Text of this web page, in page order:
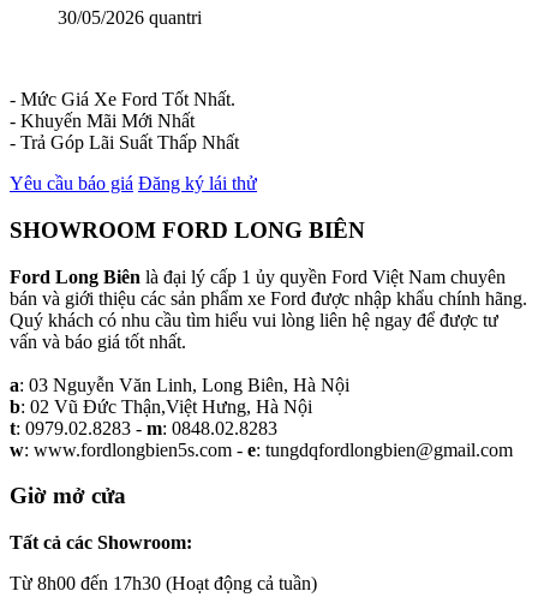
30/05/2026 quantri
- Mức Giá Xe Ford Tốt Nhất.
- Khuyến Mãi Mới Nhất
- Trả Góp Lãi Suất Thấp Nhất
Yêu cầu báo giá Đăng ký lái thử
SHOWROOM FORD LONG BIÊN
Ford Long Biên là đại lý cấp 1 ủy quyền Ford Việt Nam chuyên
bán và giới thiệu các sản phẩm xe Ford được nhập khẩu chính hãng.
Quý khách có nhu cầu tìm hiểu vui lòng liên hệ ngay để được tư
vấn và báo giá tốt nhất.
a: 03 Nguyễn Văn Linh, Long Biên, Hà Nội
b: 02 Vũ Đức Thận,Việt Hưng, Hà Nội
t: 0979.02.8283 - m: 0848.02.8283
w: www.fordlongbien5s.com - e: tungdqfordlongbien@gmail.com
Giờ mở cửa
Tất cả các Showroom:
Từ 8h00 đến 17h30 (Hoạt động cả tuần)